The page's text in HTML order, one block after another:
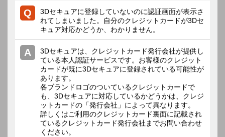
3Dセキュアに登録していないのに認証画面が表示さ
れてしまいました。自分のクレジットカードが3Dセ
キュア対応かどうか、わかりません。
3Dセキュアは、クレジットカード発行会社が提供し
ている本人認証サービスです。お客様のクレジット
カードが既に3Dセキュアに登録されている可能性が
あります。
各ブランドロゴのついているクレジットカードで
も、3Dセキュアに対応しているかどうかは、クレジ
ットカードの「発行会社」によって異なります。
詳しくはご利用のクレジットカード裏面に記載され
ているクレジットカード発行会社までお問い合わせ
ください。